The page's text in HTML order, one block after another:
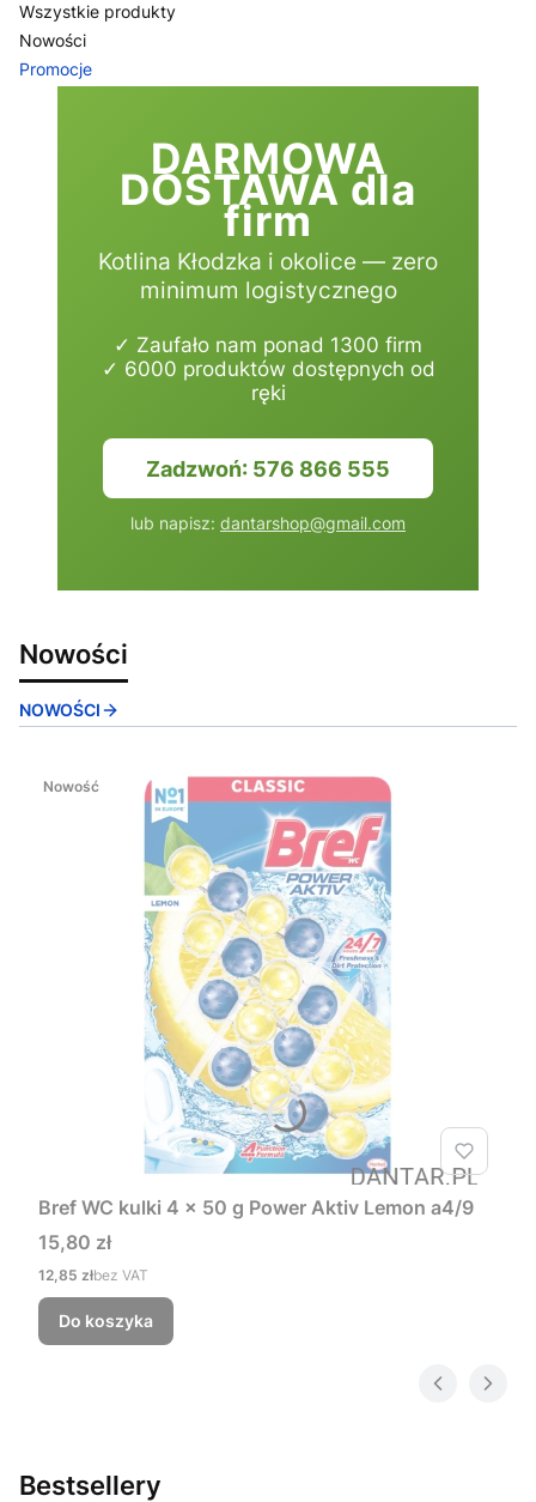
Wszystkie produkty
Nowości
Promocje
DARMOWA
DOSTAWA dla
firm
Kotlina Kłodzka i okolice — zero
minimum logistycznego
✓ Zaufało nam ponad 1300 firm
✓ 6000 produktów dostępnych od
ręki
Zadzwoń: 576 866 555
lub napisz: dantarshop@gmail.com
Nowości
NOWOŚCI
Nowość
Bref WC kulki 4 x 50 g Power Aktiv Lemon a4/9
Cena
15,80 zł
Cena
12,85 złbez VAT
Do koszyka
Bestsellery